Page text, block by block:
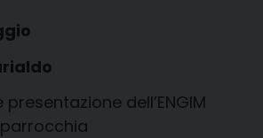
presentazione dell’ENGIM